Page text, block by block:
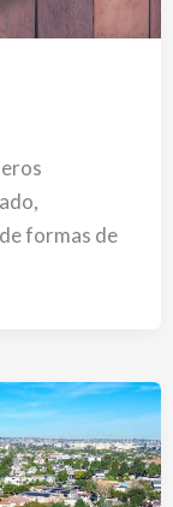
formas de